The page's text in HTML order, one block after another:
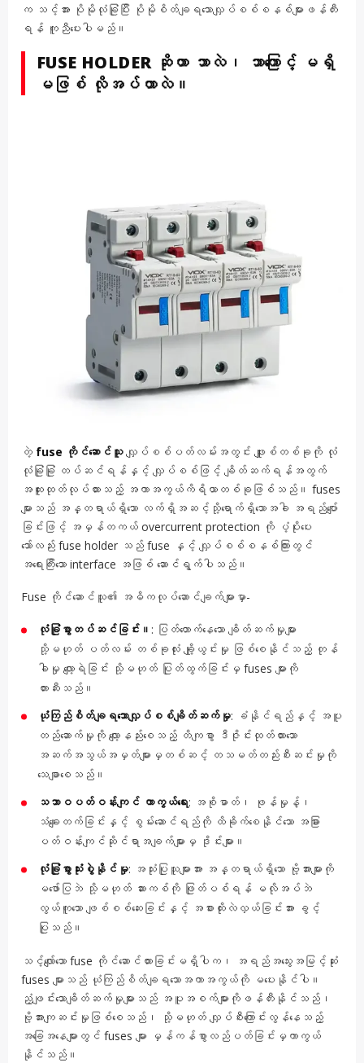
က သင့်အား ပိုမိုလုံခြုံပြီး ပိုမိုစိတ်ချရသောလျှပ်စစ်စနစ်များဖန်တီး
ရန် ကူညီပေးပါမည်။
FUSE HOLDER ဆိုတာ ဘာလဲ၊ ဘာကြောင့် မရှိ
မဖြစ် လိုအပ်တာလဲ။
တဲ့ fuse ကိုင်ဆောင်သူလျှပ်စစ်ပတ်လမ်းအတွင်း ဖျူးစ်တစ်ခုကို လုံ
လုံခြုံခြုံ တပ်ဆင်ရန်နှင့် လျှပ်စစ်ဖြင့် ချိတ်ဆက်ရန်အတွက်
အထူးထုတ်လုပ်ထားသည့် အကာအကွယ်ကိရိယာတစ်ခုဖြစ်သည်။ fuses
များသည် အန္တရာယ်ရှိသော လက်ရှိအဆင့်သို့ရောက်ရှိသောအခါ အရည်ပျော်
ခြင်းဖြင့် အမှန်တကယ် overcurrent protection ကို ပံ့ပိုးပေး
သော်လည်း fuse holder သည် fuse နှင့် လျှပ်စစ်စနစ်ကြားတွင်
အရေးကြီးသော interface အဖြစ် ဆောင်ရွက်ပါသည်။
Fuse ကိုင်ဆောင်သူ၏ အဓိကလုပ်ဆောင်ချက်များမှာ-
လုံခြုံစွာတပ်ဆင်ခြင်း။ : ပြတ်တောက်နေသော ချိတ်ဆက်မှုများ
သို့မဟုတ် ပတ်လမ်း တစ်ခုလုံး ချို့ယွင်းမှု ဖြစ်စေနိုင်သည့် တုန်
ခါမှု လျော့ရဲခြင်း သို့မဟုတ် ပြုတ်ထွက်ခြင်းမှ fuses များကို
တားဆီးသည်။
ယုံကြည်စိတ်ချရသောလျှပ်စစ်ချိတ်ဆက်မှု: ခံနိုင်ရည်နှင့် အပူ
တည်ဆောက်မှုကို လျော့နည်းစေသည့် တိကျစွာ ဒီဇိုင်းထုတ်ထားသော
အဆက်အသွယ်အမှတ်များမှတစ်ဆင့် တသမတ်တည်းစီးဆင်းမှုကို
သေချာစေသည်။
သဘာဝပတ်ဝန်းကျင် ကာကွယ်ရေး: အစိုဓာတ်၊ ဖုန်မှုန့်၊
သံချေးတက်ခြင်းနှင့် စွမ်းဆောင်ရည်ကို ထိခိုက်စေနိုင်သော အခြား
ပတ်ဝန်းကျင်ဆိုင်ရာအချက်များမှ ဒိုင်းများ။
လုံခြုံစွာသုံးစွဲနိုင်မှု: အသုံးပြုသူများအား အန္တရာယ်ရှိသော ဗို့အားများကို
မဖော်ပြဘဲ သို့မဟုတ် ဆားကစ်ကို ဖြုတ်ပစ်ရန် မလိုအပ်ဘဲ
လွယ်ကူသော ဖျစ်စစ်ဆေးခြင်းနှင့် အစားထိုးလဲလှယ်ခြင်းအား ခွင့်
ပြုသည်။
သင့်လျော်သော fuse ကိုင်ဆောင်ထားခြင်းမရှိပါက၊ အရည်အသွေးအမြင့်ဆုံး
fuses များသည် ယုံကြည်စိတ်ချရသောအကာအကွယ်ကို မပေးနိုင်ပါ။
ညံ့ဖျင်းသောချိတ်ဆက်မှုများသည် အပူအစက်များကိုဖန်တီးနိုင်သည်၊
ဗို့အားကျဆင်းမှုဖြစ်စေသည်၊ သို့မဟုတ် လျှပ်စီးကြောင်းလွန်နေသည့်
အခြေအနေများတွင် fuses များ မှန်ကန်စွာလည်ပတ်ခြင်းမှကာကွယ်
နိုင်သည်။